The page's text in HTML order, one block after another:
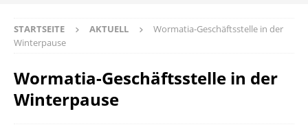
STARTSEITE AKTUELL
Wormatia-Geschäftsstelle in der
Winterpause
Wormatia-Geschäftsstelle in der
Winterpause